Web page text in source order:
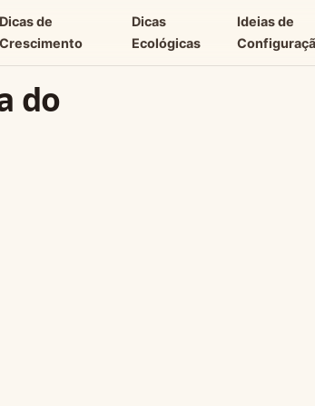
Dicas de
Crescimento
Dicas
Ecológicas
Ideias de
do